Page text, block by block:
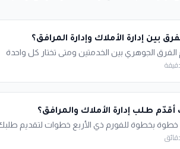
بين إدارة الأملاك وإدارة المرافق؟
الجوهري بين الخدمتين ومتى تختار كل واحدة
طلب إدارة الأملاك والمرافق؟
خطوة بخطوة للفورم ذي الأربع خطوات لتقديم